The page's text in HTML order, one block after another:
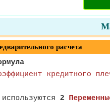
расчета
кредитного
2